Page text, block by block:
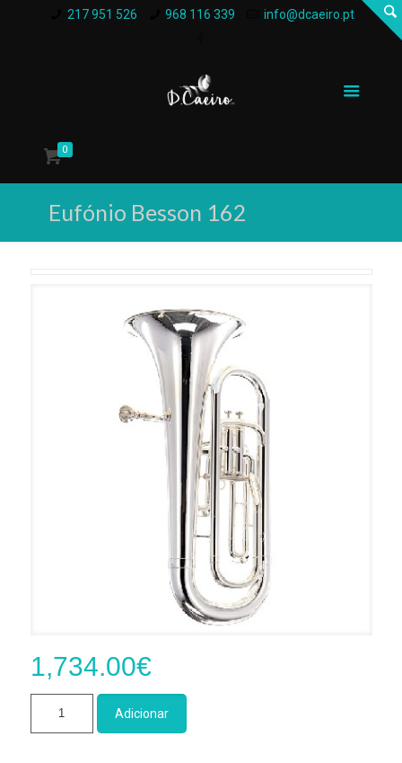
217 951 526 968 116 339 info@dcaeiro.pt
0
Eufónio Besson 162
1,734.00€
Adicionar